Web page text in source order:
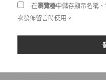
在瀏覽器中儲存顯示名稱
次發佈留言時使用。